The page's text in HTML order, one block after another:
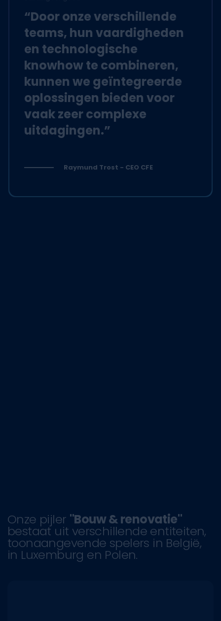
“Door onze verschillende
teams, hun vaardigheden
en technologische
knowhow te combineren,
kunnen we geïntegreerde
oplossingen bieden voor
vaak zeer complexe
uitdagingen.”
Raymund Trost - CEO CFE
Onze pijler "Bouw & renovatie"
bestaat uit verschillende entiteiten,
toonaangevende spelers in België,
in Luxemburg en Polen.